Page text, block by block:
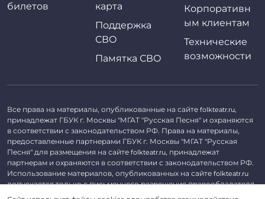
билетов
карта
Поддержка
СВО
Памятка СВО
Корпоративн
ым клиентам
Технические
возможности
Все права на материалы, опубликованные на сайте folkteatr.ru,
принадлежат ГБУК г. Москвы "МГАТ "Русская Песня" и охраняются
в соответствии с законодательством РФ. Права на материалы,
предоставленные партнерами ГБУК г. Москвы "МГАТ "Русская
Песня" для размещения на сайте folkteatr.ru, принадлежат
партнерам и охраняются в соответствии с законодательством РФ.
Использование материалов, опубликованных на сайте folkteatr.ru
допускается только с письменного разрешения правообладателя.